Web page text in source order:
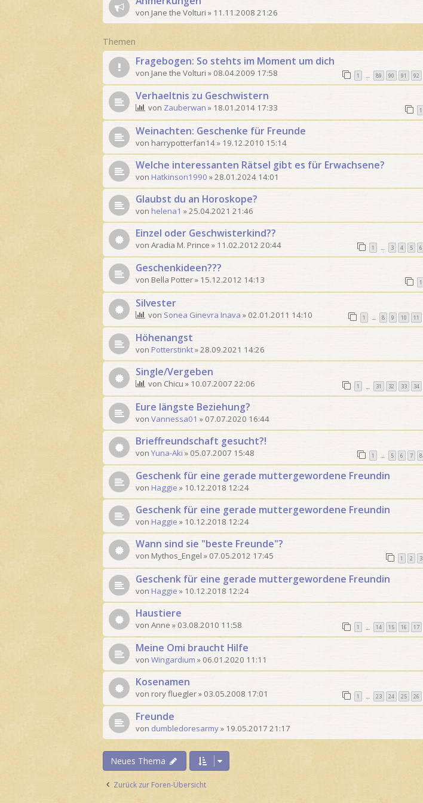
von Jane the Volturi » 11.11.2008 21:26
Themen
Fragebogen: So stehts im Moment um dich
von Jane the Volturi » 08.04.2009 17:58 1 … 89 90 91 92
Verhaeltnis zu Geschwistern
von Zauberwan » 18.01.2014 17:33 1
Weinachten: Geschenke für Freunde
von harrypotterfan14» 19.12.2010 15:14
Welche interessanten Rätsel gibt es für Erwachsene?
von Hatkinson1990 »28.01.2024 14:01
Glaubst du an Horoskope?
von helena1 »25.04.2021 21:46
Einzel oder Geschwisterkind??
von Aradia M. Prince » 11.02.2012 20:44 1 … 3 4 5 6
Geschenkideen???
von Bella Potter» 15.12.2012 14:13 1
Silvester
von Sonea Ginevra Inava » 02.01.2011 14:10 1 … 8 9 10 11
Höhenangst
von Potterstinkt»28.09.2021 14:26
Single/Vergeben
von Chicu » 10.07.2007 22:06 1 … 31 32 33 34
Eure längste Beziehung?
von Vannessa01 » 07.07.2020 16:44
Brieffreundschaft gesucht?!
von Yuna-Aki » 05.07.2007 15:48 1 … 5 6 7 8
Geschenk für eine gerade muttergewordene Freundin
von Haggie » 10.12.2018 12:24
Geschenk für eine gerade muttergewordene Freundin
von Haggie » 10.12.2018 12:24
Wann sind sie "beste Freunde"?
von Mythos_Engel » 07.05.2012 17:45 1 2 3
Geschenk für eine gerade muttergewordene Freundin
von Haggie » 10.12.2018 12:24
Haustiere
von Anne » 03.08.2010 11:58 1 … 14 15 16 17
Meine Omi braucht Hilfe
von Wingardium » 06.01.2020 11:11
Kosenamen
von rory fluegler» 03.05.2008 17:01 1 … 23 24 25 26
Freunde
von dumbledoresarmy» 19.05.2017 21:17
Neues Thema
Zurück zur Foren-Übersicht